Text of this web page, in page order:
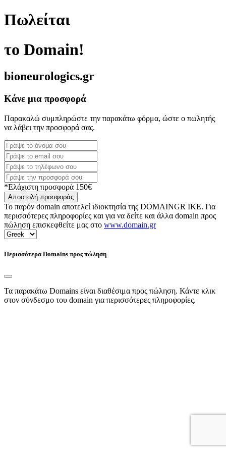
Πωλείται
το Domain!
bioneurologics.gr
Κάνε μια προσφορά
Παρακαλώ συμπληρώστε την παρακάτω φόρμα, ώστε ο πωλητής
να λάβει την προσφορά σας.
*Ελάχιστη προσφορά 150€
Αποστολή προσφοράς
Το παρόν domain αποτελεί ιδιοκτησία της DOMAINGR ΙΚΕ. Για
περισσότερες πληροφορίες και για να δείτε και άλλα domain προς
πώληση επισκεφθείτε μας στο www.domain.gr
Περισσότερα Domains προς πώληση
Τα παρακάτω Domains είναι διαθέσιμα προς πώληση. Κάντε κλικ
στον σύνδεσμο του domain για περισσότερες πληροφορίες.